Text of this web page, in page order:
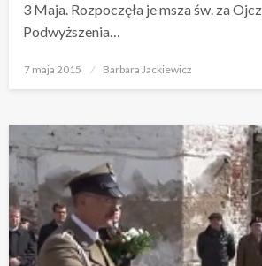
3 Maja. Rozpoczęła je msza św. za
Podwyższenia…
Opublikowane
7 maja 2015 Barbara Jackiewicz